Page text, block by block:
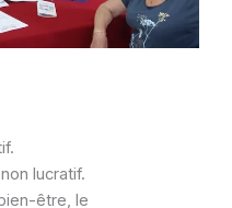
lucratif.
être, le